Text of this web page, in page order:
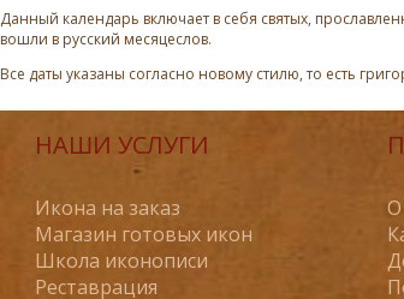
Данный календарь включает в себя святых,
вошли в русский месяцеслов.
Все даты указаны согласно новому стилю, то есть
НАШИ УСЛУГИ
Икона на заказ
Магазин готовых икон
Школа иконописи
Реставрация
О